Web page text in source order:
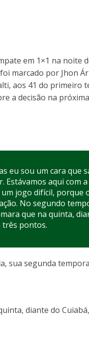
em 1×1 na noite
marcado por Jhon
aos 41 do primeiro
a decisão na
eu sou um cara que
Estávamos aqui com
jogo difícil, porque
No segundo
que na quinta,
três pontos.
sua segunda
diante do